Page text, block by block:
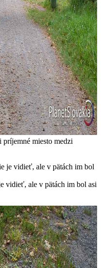
miesto medzi
vidieť, ale v pätách im bol asi